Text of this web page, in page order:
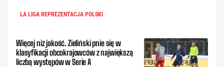
LA LIGA REPREZENTACJA POLSKI
Więcej niż jakość. Zieliński pnie się w
klasyfikacji obcokrajowców z największą
liczbą występów w Serie A